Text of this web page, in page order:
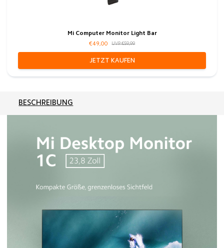
Mi Computer Monitor Light Bar
€49,00
UVP €59,99
JETZT KAUFEN
BESCHREIBUNG